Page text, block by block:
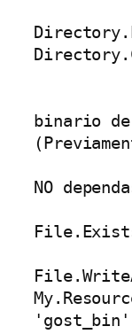
binario de
NO
'gost_bin'